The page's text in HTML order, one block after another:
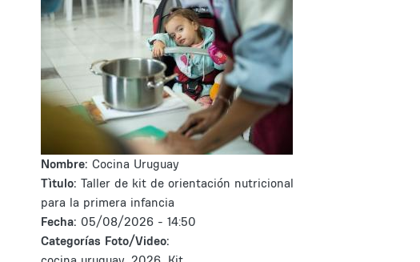
Nombre: Cocina Uruguay
Tìtulo: Taller de kit de orientación nutricional
para la primera infancia
Fecha: 05/08/2026 - 14:50
Categorías Foto/Video: